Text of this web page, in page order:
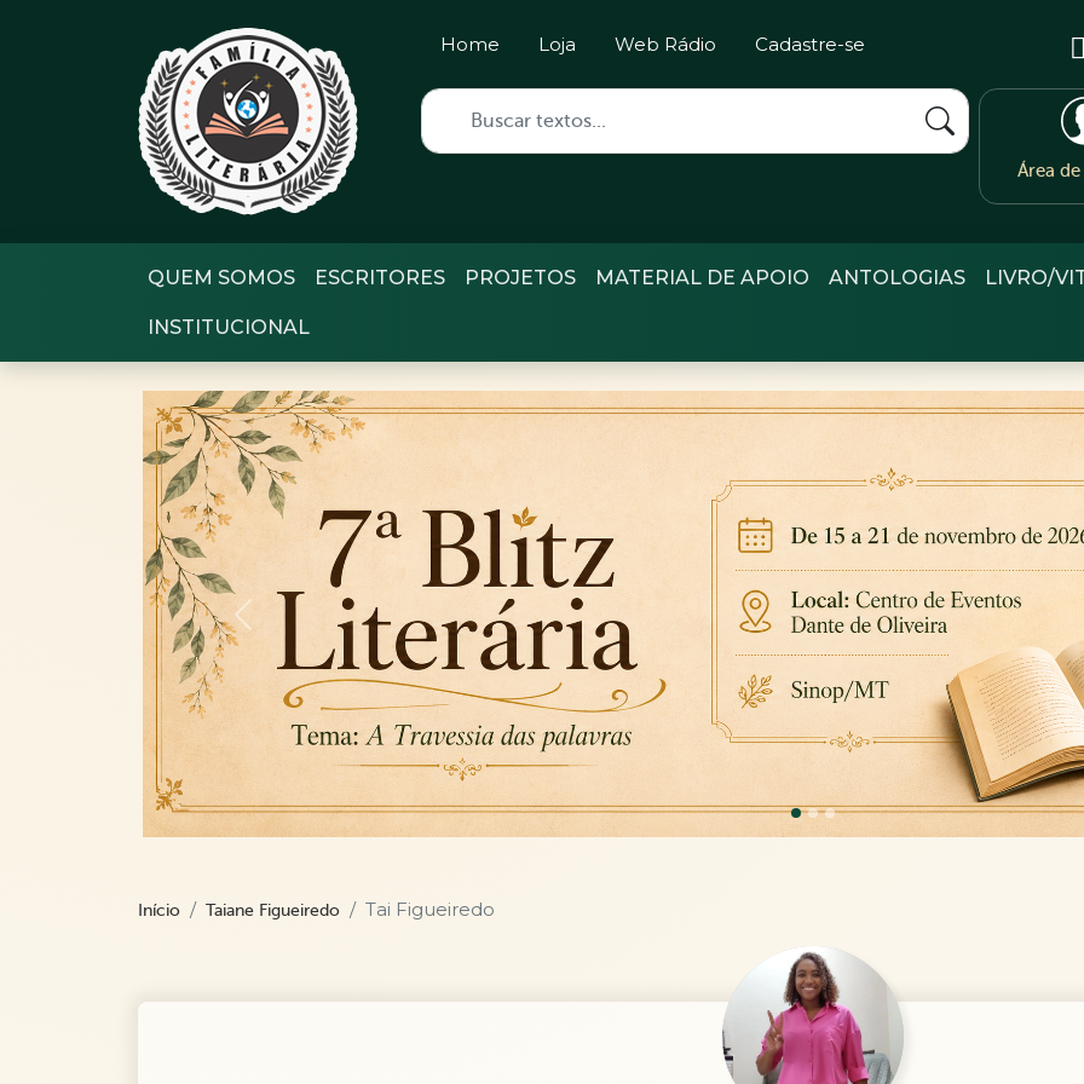
Home Loja Web Rádio Cadastre-se
Área
QUEM SOMOS ESCRITORES PROJETOS MATERIAL DE APOIO ANTOLOGIAS LIVRO/
INSTITUCIONAL
Previous
Início Taiane Figueiredo Tai Figueiredo